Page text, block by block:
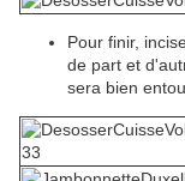
Pour finir,
de part et
sera bien